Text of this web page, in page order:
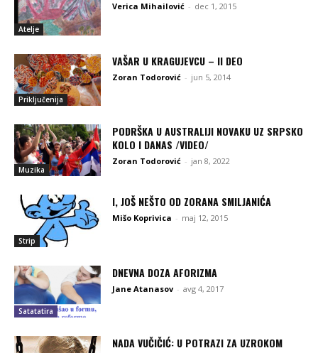
Atelje
Verica Mihailović - dec 1, 2015
Priključenija
VAŠAR U KRAGUJEVCU – II DEO
Zoran Todorović - jun 5, 2014
Muzika
PODRŠKA U AUSTRALIJI NOVAKU UZ SRPSKO
KOLO I DANAS /VIDEO/
Zoran Todorović - jan 8, 2022
Strip
I, JOŠ NEŠTO OD ZORANA SMILJANIĆA
Mišo Koprivica - maj 12, 2015
Satatatira
DNEVNA DOZA AFORIZMA
Jane Atanasov - avg 4, 2017
NADA VUČIČIĆ: U POTRAZI ZA UZROKOM